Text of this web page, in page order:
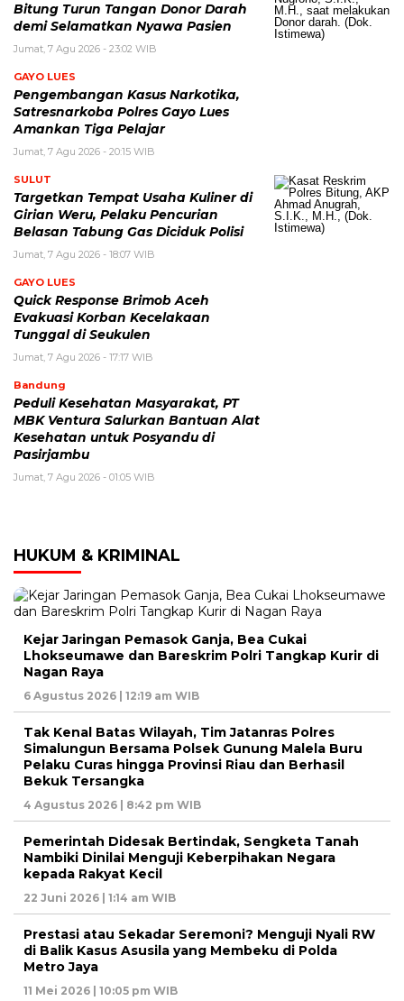
Bitung Turun Tangan Donor Darah
demi Selamatkan Nyawa Pasien
Jumat, 7 Agu 2026 - 23:02 WIB
GAYO LUES
Pengembangan Kasus Narkotika,
Satresnarkoba Polres Gayo Lues
Amankan Tiga Pelajar
Jumat, 7 Agu 2026 - 20:15 WIB
SULUT
Targetkan Tempat Usaha Kuliner di
Girian Weru, Pelaku Pencurian
Belasan Tabung Gas Diciduk Polisi
Jumat, 7 Agu 2026 - 18:07 WIB
GAYO LUES
Quick Response Brimob Aceh
Evakuasi Korban Kecelakaan
Tunggal di Seukulen
Jumat, 7 Agu 2026 - 17:17 WIB
Bandung
Peduli Kesehatan Masyarakat, PT
MBK Ventura Salurkan Bantuan Alat
Kesehatan untuk Posyandu di
Pasirjambu
Jumat, 7 Agu 2026 - 01:05 WIB
HUKUM & KRIMINAL
Kejar Jaringan Pemasok Ganja, Bea Cukai
Lhokseumawe dan Bareskrim Polri Tangkap Kurir di
Nagan Raya
6 Agustus 2026 | 12:19 am WIB
Tak Kenal Batas Wilayah, Tim Jatanras Polres
Simalungun Bersama Polsek Gunung Malela Buru
Pelaku Curas hingga Provinsi Riau dan Berhasil
Bekuk Tersangka
4 Agustus 2026 | 8:42 pm WIB
Pemerintah Didesak Bertindak, Sengketa Tanah
Nambiki Dinilai Menguji Keberpihakan Negara
kepada Rakyat Kecil
22 Juni 2026 | 1:14 am WIB
Prestasi atau Sekadar Seremoni? Menguji Nyali RW
di Balik Kasus Asusila yang Membeku di Polda
Metro Jaya
11 Mei 2026 | 10:05 pm WIB